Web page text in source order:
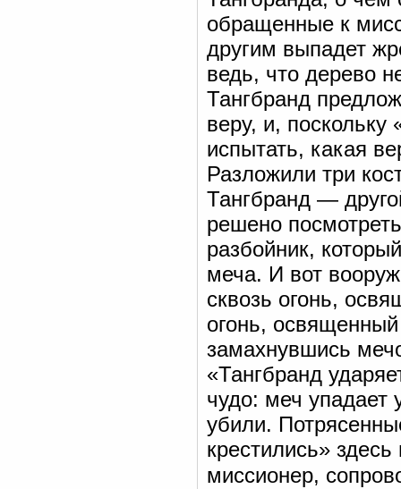
обращенные к
другим выпадет
ведь, что дерево
Тангбранд
веру, и, поскольку
испытать, какая
Разложили три
Тангбранд —
решено
разбойник,
меча. И вот
сквозь огонь,
огонь,
замахнувшись
«Тангбранд
чудо: меч упадает
убили.
крестились»
миссионер,